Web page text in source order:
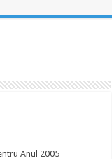
Anul 2005